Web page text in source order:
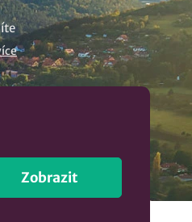
Zobrazit